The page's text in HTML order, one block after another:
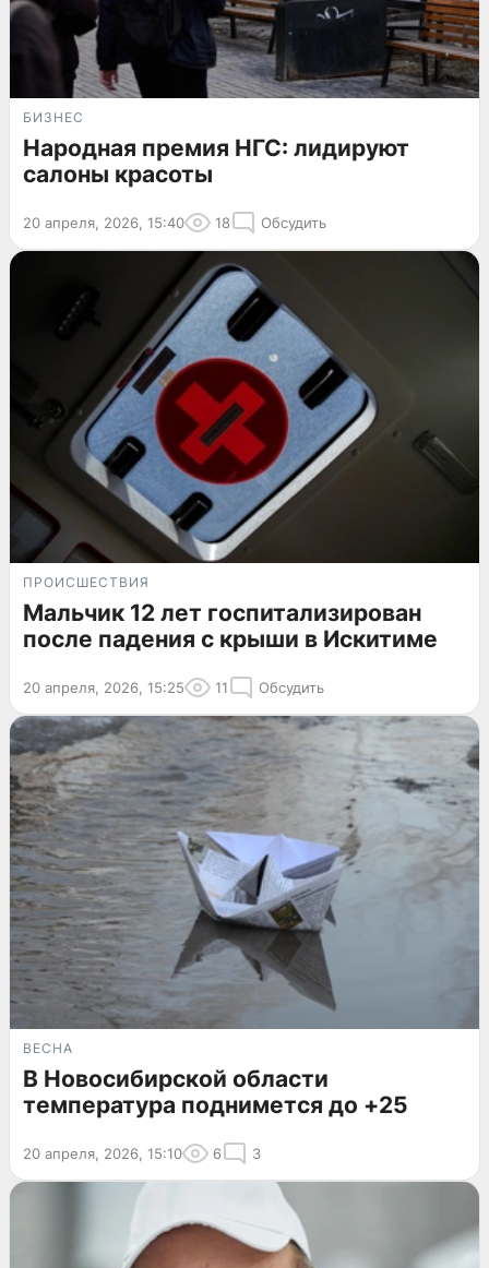
БИЗНЕС
Народная премия НГС: лидируют
салоны красоты
20 апреля, 2026, 15:40 18 Обсудить
ПРОИСШЕСТВИЯ
Мальчик 12 лет госпитализирован
после падения с крыши в Искитиме
20 апреля, 2026, 15:25 11 Обсудить
ВЕСНА
В Новосибирской области
температура поднимется до +25
20 апреля, 2026, 15:10 6 3